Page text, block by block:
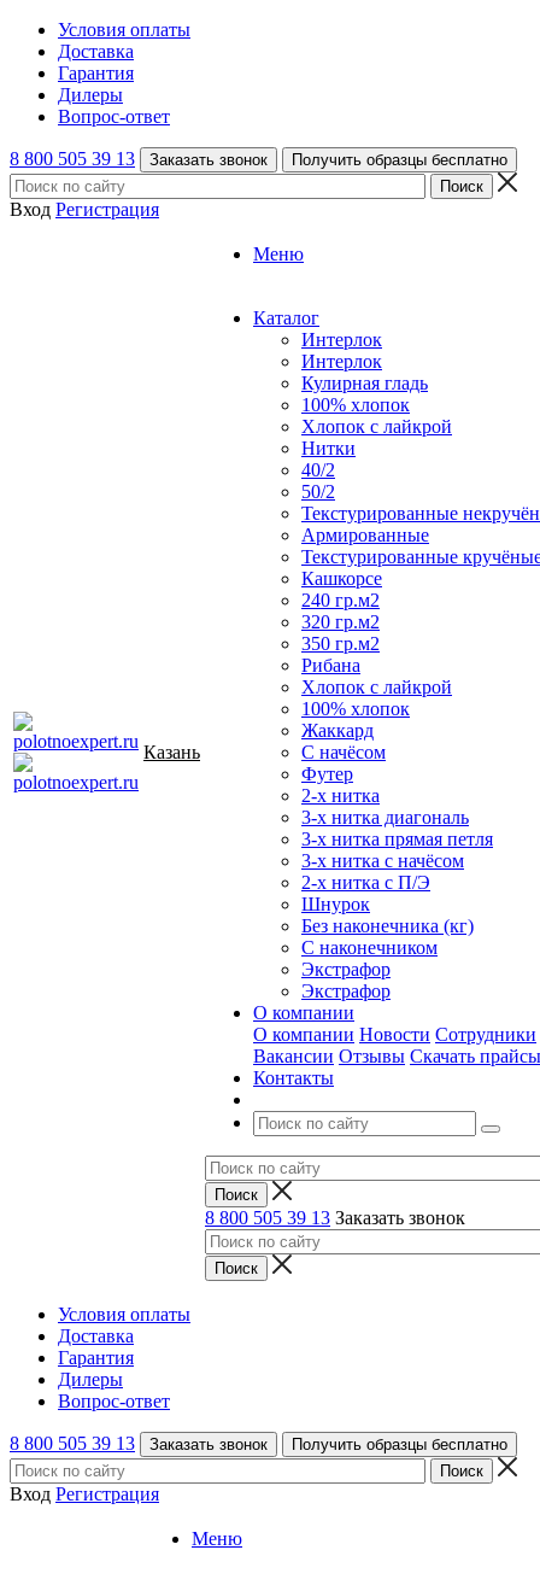
Условия оплаты
Доставка
Гарантия
Дилеры
Вопрос-ответ
8 800 505 39 13 Заказать звонок Получить образцы бесплатно
Вход Регистрация
Казань
Меню
Каталог
Интерлок
Интерлок
Кулирная гладь
100% хлопок
Хлопок с лайкрой
Нитки
40/2
50/2
Текстурированные
Армированные
Текстурированные
Кашкорсе
240 гр.м2
320 гр.м2
350 гр.м2
Рибана
Хлопок с лайкрой
100% хлопок
Жаккард
С начёсом
Футер
2-х нитка
3-х нитка диагональ
3-х нитка прямая петля
3-х нитка с начёсом
2-х нитка с П/Э
Шнурок
Без наконечника (кг)
С наконечником
Экстрафор
Экстрафор
О компании
О компании Новости Сотрудники
Вакансии Отзывы Скачать прайсы
Контакты
8 800 505 39 13 Заказать звонок
Условия оплаты
Доставка
Гарантия
Дилеры
Вопрос-ответ
8 800 505 39 13 Заказать звонок Получить образцы бесплатно
Вход Регистрация
Меню